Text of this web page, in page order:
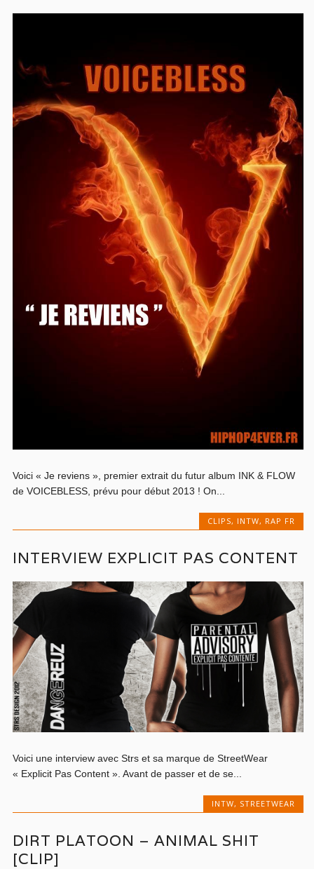
Voici « Je reviens », premier extrait du futur album INK & FLOW
de VOICEBLESS, prévu pour début 2013 ! On...
CLIPS, INTW, RAP FR
INTERVIEW EXPLICIT PAS CONTENT
Voici une interview avec Strs et sa marque de StreetWear
« Explicit Pas Content ». Avant de passer et de se...
INTW, STREETWEAR
DIRT PLATOON – ANIMAL SHIT
[CLIP]